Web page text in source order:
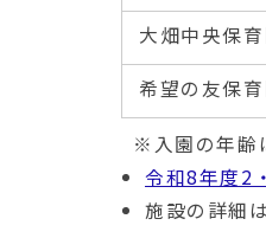
大畑中央保
希望の友保
※入園の年齢
令和8年度2
施設の詳細